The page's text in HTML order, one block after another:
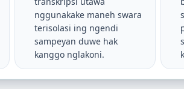
nggunakake maneh swara
terisolasi ing ngendi
sampeyan duwe hak
kanggo nglakoni.